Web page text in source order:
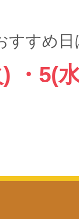
すすめ
・ 5(